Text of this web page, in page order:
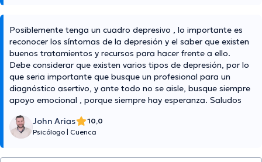
Posiblemente tenga un cuadro depresivo , lo importante es
reconocer los síntomas de la depresión y el saber que existen
buenos tratamientos y recursos para hacer frente a ello.
Debe considerar que existen varios tipos de depresión, por lo
que seria importante que busque un profesional para un
diagnóstico asertivo, y ante todo no se aisle, busque siempre
apoyo emocional , porque siempre hay esperanza. Saludos
John Arias
10,0
Psicólogo Cuenca